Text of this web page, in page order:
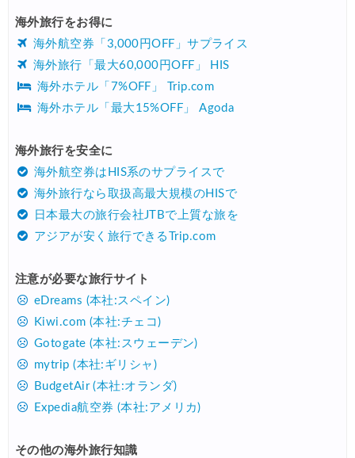
海外旅行をお得に
海外航空券「3,000円OFF」サプライス
海外旅行「最大60,000円OFF」 HIS
海外ホテル「7%OFF」 Trip.com
海外ホテル「最大15%OFF」 Agoda
海外旅行を安全に
海外航空券はHIS系のサプライスで
海外旅行なら取扱高最大規模のHISで
日本最大の旅行会社JTBで上質な旅を
アジアが安く旅行できるTrip.com
注意が必要な旅行サイト
eDreams (本社:スペイン)
Kiwi.com (本社:チェコ)
Gotogate (本社:スウェーデン)
mytrip (本社:ギリシャ)
BudgetAir (本社:オランダ)
Expedia航空券 (本社:アメリカ)
その他の海外旅行知識